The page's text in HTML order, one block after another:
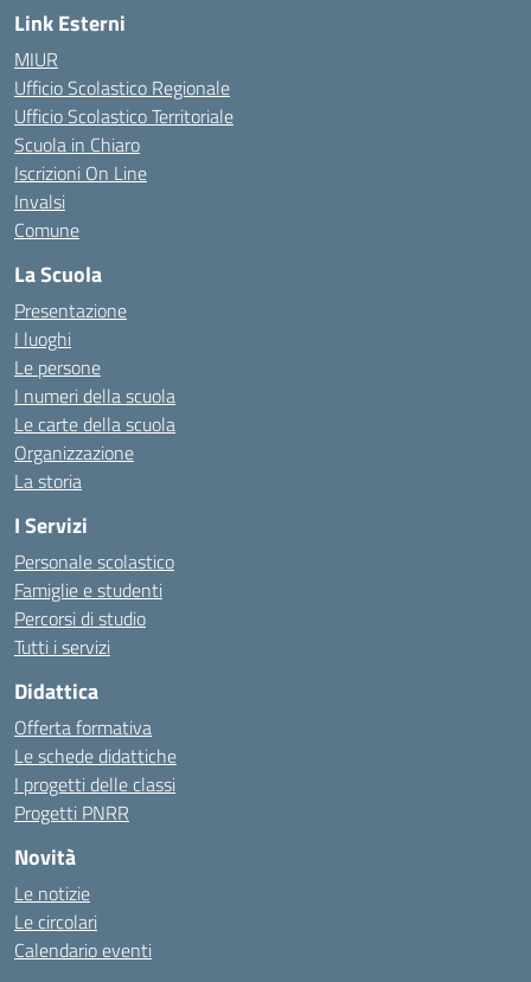
Link Esterni
MIUR
Ufficio Scolastico Regionale
Ufficio Scolastico Territoriale
Scuola in Chiaro
Iscrizioni On Line
Invalsi
Comune
La Scuola
Presentazione
I luoghi
Le persone
I numeri della scuola
Le carte della scuola
Organizzazione
La storia
I Servizi
Personale scolastico
Famiglie e studenti
Percorsi di studio
Tutti i servizi
Didattica
Offerta formativa
Le schede didattiche
I progetti delle classi
Progetti PNRR
Novità
Le notizie
Le circolari
Calendario eventi